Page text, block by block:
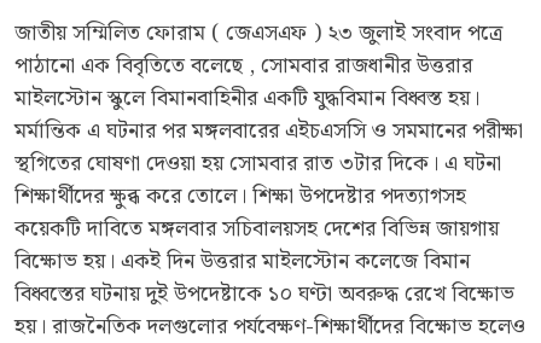
জাতীয় সম্মিলিত ফোরাম ( জেএসএফ ) ২৩ জুলাই সংবাদ পত্রে
পাঠানো এক বিবৃতিতে বলেছে , সোমবার রাজধানীর উত্তরার
মাইলস্টোন স্কুলে বিমানবাহিনীর একটি যুদ্ধবিমান বিধ্বস্ত হয়।
মর্মান্তিক এ ঘটনার পর মঙ্গলবারের এইচএসসি ও সমমানের পরীক্ষা
স্থগিতের ঘোষণা দেওয়া হয় সোমবার রাত ৩টার দিকে। এ ঘটনা
শিক্ষার্থীদের ক্ষুব্ধ করে তোলে। শিক্ষা উপদেষ্টার পদত্যাগসহ
কয়েকটি দাবিতে মঙ্গলবার সচিবালয়সহ দেশের বিভিন্ন জায়গায়
বিক্ষোভ হয়। একই দিন উত্তরার মাইলস্টোন কলেজে বিমান
বিধ্বস্তের ঘটনায় দুই উপদেষ্টাকে ১০ ঘণ্টা অবরুদ্ধ রেখে বিক্ষোভ
হয়। রাজনৈতিক দলগুলোর পর্যবেক্ষণ-শিক্ষার্থীদের বিক্ষোভ হলেও